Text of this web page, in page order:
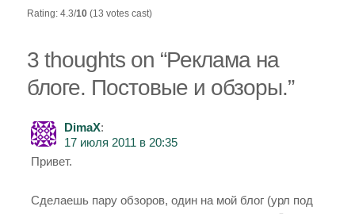
Rating: 4.3/10(13 votes cast)
3 thoughts on “Реклама на
блоге. Постовые и обзоры.”
DimaX:
17 июля 2011 в 20:35
Привет.
Сделаешь пару обзоров, один на мой блог (урл под